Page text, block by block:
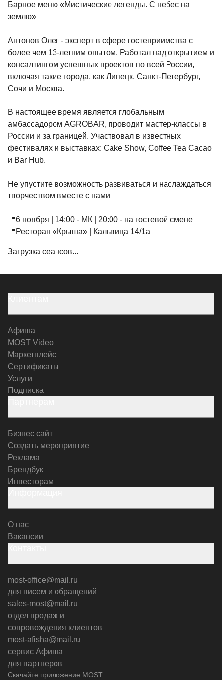
Барное меню «Мистические легенды. С небес на
землю»
Антонов Олег - эксперт в сфере гостеприимства с
более чем 13-летним опытом. Работал над открытием и
консалтингом успешных проектов по всей России,
включая такие города, как Липецк, Санкт-Петербург,
Сочи и Москва.
В настоящее время является глобальным
амбассадором AGROBAR, проводит мастер-классы в
России и за границей. Участвовал в известных
фестивалях и выставках: Cake Show, Coffee Tea Cacao
и Bar Hub.
Не упустите возможность развиваться и наслаждаться
творчеством вместе с нами!
📍6 ноября | 14:00 - МК | 20:00 - на гостевой смене
📍Ресторан «Крыша» | Кальвица 14/1а
Загрузка сеансов...
Скачайте приложение MOST
Афиша
MOST Video
Маркетплейс
Сертификаты
Услуги
Подписка
Бизнес сайт
Создать мероприятие
Реклама
Брендбук
Инвесторам
О нас
Вакансии
most-office@mail.ru
для писем и обращений
sales-most@mail.ru
отдел продаж и
сопровождения клиентов
most-afisha@mail.ru
сервис Афиша
для партнеров